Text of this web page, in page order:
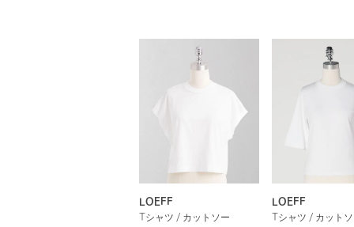
LOEFF
Tシャツ / カットソー
LOEFF
Tシャツ / カット